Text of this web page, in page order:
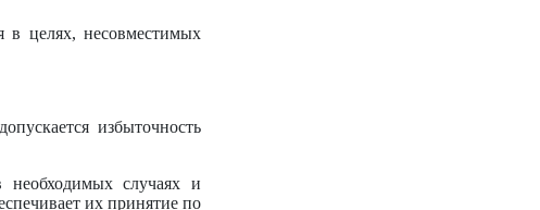
в целях, несовместимых
избыточность
необходимых случаях и
их принятие по